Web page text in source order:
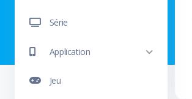
Série
Application
Jeu